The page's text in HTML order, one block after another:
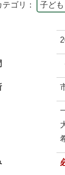
ゴリ： 子ど